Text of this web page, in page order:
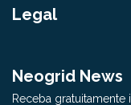
Legal
Neogrid News